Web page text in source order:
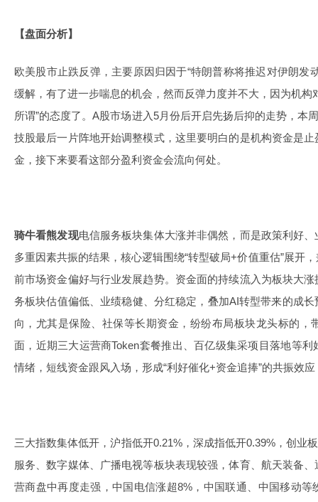
【盘面分析】
欧美股市止跌反弹，主要原因归因于“特朗普称将推迟对伊朗发
缓解，有了进一步喘息的机会，然而反弹力度并不大，因为机构
所谓”的态度了。A股市场进入5月份后开启先扬后抑的走势，本
技股最后一片阵地开始调整模式，这里要明白的是机构资金是
金，接下来要看这部分盈利资金会流向何处。
骑牛看熊发现电信服务板块集体大涨并非偶然，而是政策利好
多重因素共振的结果，核心逻辑围绕“转型破局+价值重估”展开
前市场资金偏好与行业发展趋势。资金面的持续流入为板块大
务板块估值偏低、业绩稳健、分红稳定，叠加AI转型带来的成
向，尤其是保险、社保等长期资金，纷纷布局板块龙头标的，
面，近期三大运营商Token套餐推出、百亿级集采项目落地等
情绪，短线资金跟风入场，形成“利好催化+资金追捧”的共振效
三大指数集体低开，沪指低开0.21%，深成指低开0.39%，创业
服务、数字媒体、广播电视等板块表现较强，体育、航天装备
营商盘中再度走强，中国电信涨超8%，中国联通、中国移动